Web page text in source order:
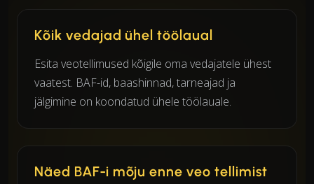
Kõik vedajad ühel töölaual
Esita veotellimused kõigile oma vedajatele ühest
vaatest. BAF-id, baashinnad, tarneajad ja
jälgimine on koondatud ühele töölauale.
Näed BAF-i mõju enne veo tellimist